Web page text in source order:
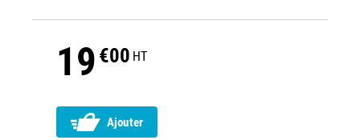
19 €00 HT
Ajouter